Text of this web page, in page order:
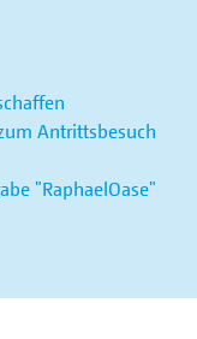
Antrittsbesuch
"RaphaelOase"